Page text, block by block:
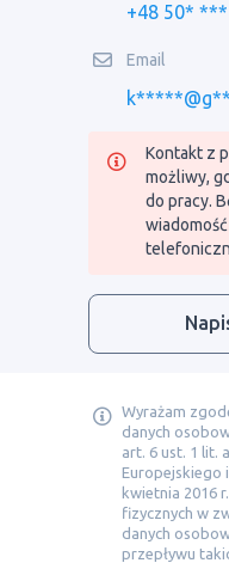
+48 50*
Email
Kontakt z
możliwy,
do pracy.
Wyrażam
danych
art. 6 ust. 1 lit.
Europejskiego
kwietnia 2016
fizycznych w
danych
przepływu